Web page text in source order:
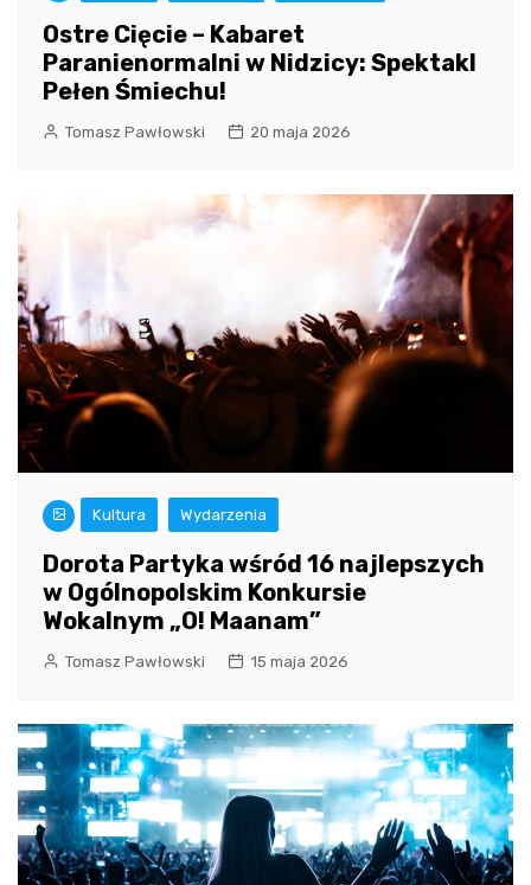
Ostre Cięcie – Kabaret
Paranienormalni w Nidzicy: Spektakl
Pełen Śmiechu!
Tomasz Pawłowski 20 maja 2026
Kultura Wydarzenia
Dorota Partyka wśród 16 najlepszych
w Ogólnopolskim Konkursie
Wokalnym „O! Maanam”
Tomasz Pawłowski 15 maja 2026